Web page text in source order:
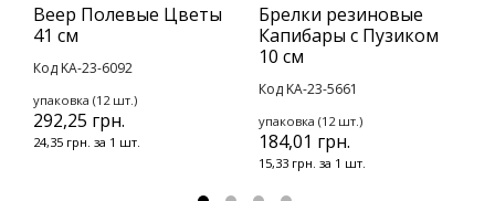
Веер Полевые Цветы
41 см
Код KA-23-6092
упаковка (12 шт.)
292,25 грн.
24,35 грн. за 1 шт.
Брелки резиновые
Капибары с Пузиком
10 см
Код KA-23-5661
упаковка (12 шт.)
184,01 грн.
15,33 грн. за 1 шт.